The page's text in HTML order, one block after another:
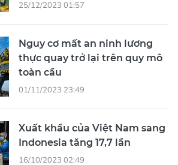
25/12/2023 01:57
Nguy cơ mất an ninh lương
thực quay trở lại trên quy mô
toàn cầu
01/11/2023 23:49
Xuất khẩu của Việt Nam sang
Indonesia tăng 17,7 lần
16/10/2023 02:49